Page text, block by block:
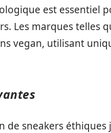
est essentiel
Les marques telles
vegan, utilisant
de sneakers